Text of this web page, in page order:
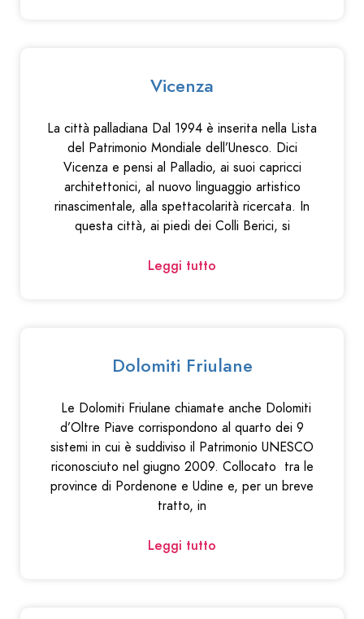
Vicenza
La città palladiana Dal 1994 è inserita nella Lista
del Patrimonio Mondiale dell’Unesco. Dici
Vicenza e pensi al Palladio, ai suoi capricci
architettonici, al nuovo linguaggio artistico
rinascimentale, alla spettacolarità ricercata. In
questa città, ai piedi dei Colli Berici, si
Leggi tutto
Dolomiti Friulane
Le Dolomiti Friulane chiamate anche Dolomiti
d’Oltre Piave corrispondono al quarto dei 9
sistemi in cui è suddiviso il Patrimonio UNESCO
riconosciuto nel giugno 2009. Collocato tra le
province di Pordenone e Udine e, per un breve
tratto, in
Leggi tutto